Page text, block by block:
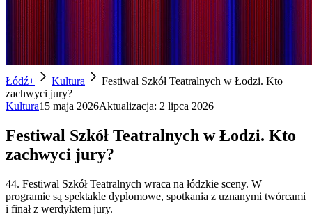
Łódź+ Kultura
Festiwal Szkół Teatralnych w Łodzi. Kto
zachwyci jury?
Kultura15 maja 2026Aktualizacja: 2 lipca 2026
Festiwal Szkół Teatralnych w Łodzi. Kto
zachwyci jury?
44. Festiwal Szkół Teatralnych wraca na łódzkie sceny. W
programie są spektakle dyplomowe, spotkania z uznanymi twórcami
i finał z werdyktem jury.